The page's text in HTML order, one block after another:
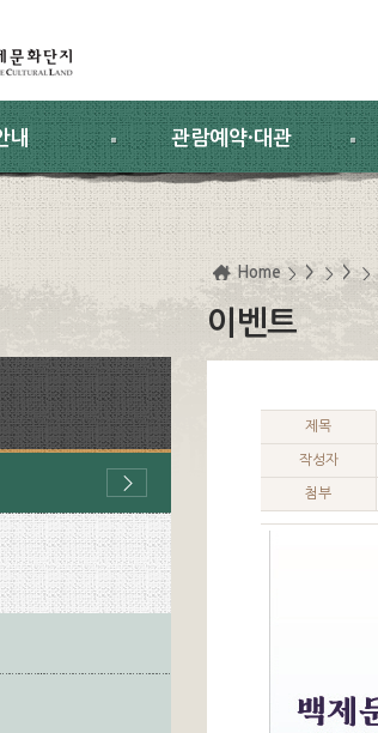
내 관람예약·대관
Home > >
이벤트
제목
작성자
첨부